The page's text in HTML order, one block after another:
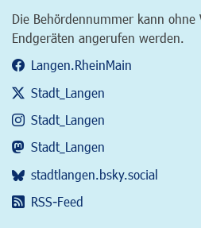
Die Behördennummer kann ohne
Endgeräten angerufen werden.
Langen.RheinMain
Stadt_Langen
Stadt_Langen
Stadt_Langen
stadtlangen.bsky.social
RSS-Feed